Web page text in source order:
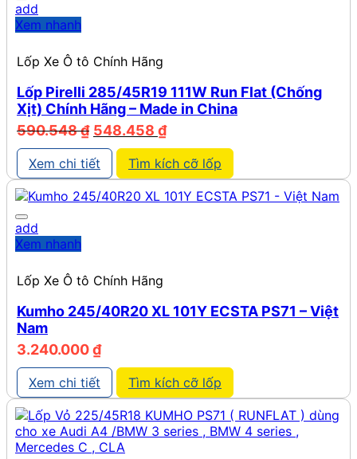
add
Xem nhanh
Lốp Xe Ô tô Chính Hãng
Lốp Pirelli 285/45R19 111W Run Flat (Chống
Xịt) Chính Hãng – Made in China
590.548₫ Giá
gốc
là:
590.548 ₫.
548.458 ₫Giá
hiện
tại
là:
548.458 ₫.
Xem chi tiết Tìm kích cỡ lốp
add
Xem nhanh
Lốp Xe Ô tô Chính Hãng
Kumho 245/40R20 XL 101Y ECSTA PS71 – Việt
Nam
3.240.000₫
Xem chi tiết Tìm kích cỡ lốp